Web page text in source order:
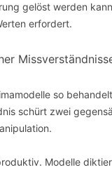
gelöst werden
erfordert.
so
schürt zwei
Modelle